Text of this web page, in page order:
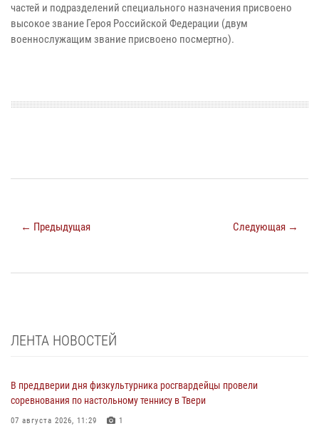
частей и подразделений специального назначения присвоено
высокое звание Героя Российской Федерации (двум
военнослужащим звание присвоено посмертно).
← Предыдущая Следующая →
ЛЕНТА НОВОСТЕЙ
В преддверии дня физкультурника росгвардейцы провели
соревнования по настольному теннису в Твери
07 августа 2026, 11:29 1